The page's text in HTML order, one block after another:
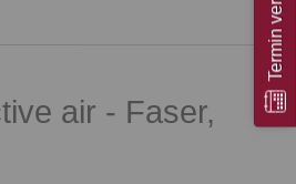
air - Faser,